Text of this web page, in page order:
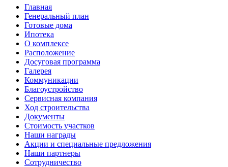
Главная
Генеральный план
Готовые дома
Ипотека
О комплексе
Расположение
Досуговая программа
Галерея
Коммуникации
Благоустройство
Сервисная компания
Ход строительства
Документы
Стоимость участков
Наши награды
Акции и специальные предложения
Наши партнеры
Сотрудничество